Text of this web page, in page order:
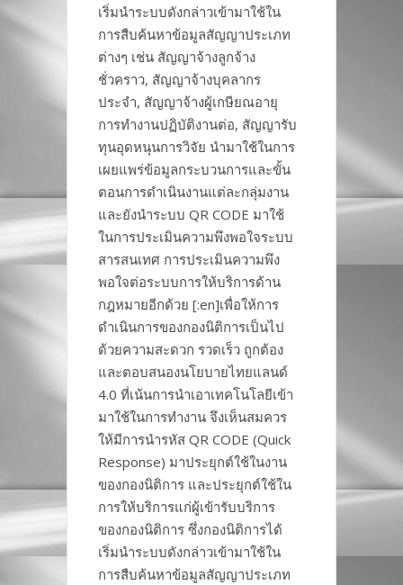
เริ่มนำระบบดังกล่าวเข้ามาใช้ใน
การสืบค้นหาข้อมูลสัญญาประเภท
ต่างๆ เช่น สัญญาจ้างลูกจ้าง
ชั่วคราว, สัญญาจ้างบุคลากร
ประจำ, สัญญาจ้างผู้เกษียณอายุ
การทำงานปฏิบัติงานต่อ, สัญญารับ
ทุนอุดหนุนการวิจัย นำมาใช้ในการ
เผยแพร่ข้อมูลกระบวนการและขั้น
ตอนการดำเนินงานแต่ละกลุ่มงาน
และยังนำระบบ QR CODE มาใช้
ในการประเมินความพึงพอใจระบบ
สารสนเทศ การประเมินความพึง
พอใจต่อระบบการให้บริการด้าน
กฎหมายอีกด้วย [:en]เพื่อให้การ
ดำเนินการของกองนิติการเป็นไป
ด้วยความสะดวก รวดเร็ว ถูกต้อง
และตอบสนองนโยบายไทยแลนด์
4.0 ที่เน้นการนำเอาเทคโนโลยีเข้า
มาใช้ในการทำงาน จึงเห็นสมควร
ให้มีการนำรหัส QR CODE (Quick
Response) มาประยุกต์ใช้ในงาน
ของกองนิติการ และประยุกต์ใช้ใน
การให้บริการแก่ผู้เข้ารับบริการ
ของกองนิติการ ซึ่งกองนิติการได้
เริ่มนำระบบดังกล่าวเข้ามาใช้ใน
การสืบค้นหาข้อมูลสัญญาประเภท